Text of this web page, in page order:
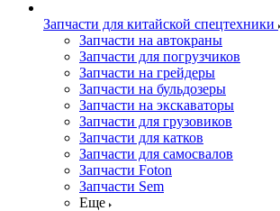
Запчасти для китайской спецтехники
Запчасти на автокраны
Запчасти для погрузчиков
Запчасти на грейдеры
Запчасти на бульдозеры
Запчасти на экскаваторы
Запчасти для грузовиков
Запчасти для катков
Запчасти для самосвалов
Запчасти Foton
Запчасти Sem
Еще